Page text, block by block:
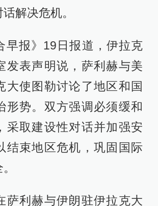
解决危机。
早报》19日报道，伊拉克
发表声明说，萨利赫与美
大使图勒讨论了地区和国
形势。双方强调必须缓和
采取建设性对话并加强安
结束地区危机，巩固国际
萨利赫与伊朗驻伊拉克大